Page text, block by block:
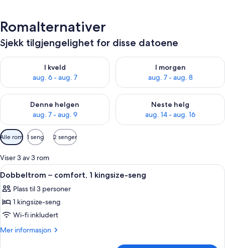
Romalternativer
Sjekk tilgjengelighet for disse datoene
I kveld
aug. 6 - aug. 7
Sjekk tilgjengelighet for i kveld, aug. 6 - aug. 7
I morgen
aug. 7 - aug. 8
Sjekk tilgjengelighet for i
Denne helgen
aug. 7 - aug. 9
Sjekk tilgjengelighet for denne helgen, aug. 7 - aug. 9
Neste helg
aug. 14 - aug. 16
Sjekk tilgjengelighet for neste
Tilgjengelige
filtre
for
rom
Alle rom 1 seng 2 senger
Viser 3 av 3 rom
Åpne
alle
bildene
av
Dobbeltrom
–
Dobbeltrom – comfort, 1 kingsize-
1
Dobbeltrom – comfort, 1 kingsize-seng
Plass til 3 personer
1 kingsize-seng
Wi-fi inkludert
Mer informasjon
Mer